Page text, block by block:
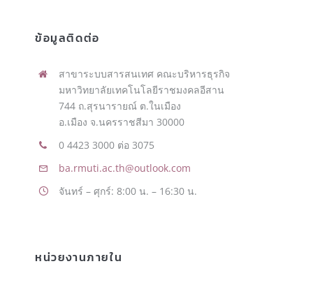
ข้อมูลติดต่อ
สาขาระบบสารสนเทศ คณะบริหารธุรกิจ
มหาวิทยาลัยเทคโนโลยีราชมงคลอีสาน
744 ถ.สุรนารายณ์ ต.ในเมือง
อ.เมือง จ.นครราชสีมา 30000
0 4423 3000 ต่อ 3075
ba.rmuti.ac.th@outlook.com
จันทร์ – ศุกร์: 8:00 น. – 16:30 น.
หน่วยงานภายใน